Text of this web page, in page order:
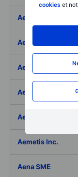
cookies et
Aeffe
Aegon Ltd
Aegon Ltd. - ADR
Aehr Test
Aeluma Inc.
Aemetis Inc.
Aena SME